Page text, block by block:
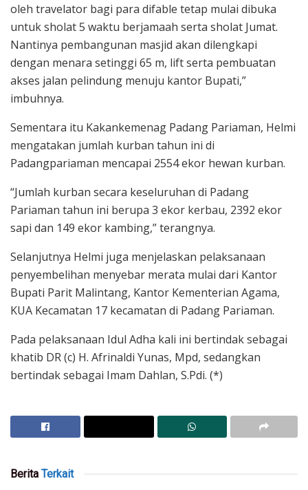
oleh travelator bagi para difable tetap mulai dibuka
untuk sholat 5 waktu berjamaah serta sholat Jumat.
Nantinya pembangunan masjid akan dilengkapi
dengan menara setinggi 65 m, lift serta pembuatan
akses jalan pelindung menuju kantor Bupati,”
imbuhnya.
Sementara itu Kakankemenag Padang Pariaman, Helmi
mengatakan jumlah kurban tahun ini di
Padangpariaman mencapai 2554 ekor hewan kurban.
“Jumlah kurban secara keseluruhan di Padang
Pariaman tahun ini berupa 3 ekor kerbau, 2392 ekor
sapi dan 149 ekor kambing,” terangnya.
Selanjutnya Helmi juga menjelaskan pelaksanaan
penyembelihan menyebar merata mulai dari Kantor
Bupati Parit Malintang, Kantor Kementerian Agama,
KUA Kecamatan 17 kecamatan di Padang Pariaman.
Pada pelaksanaan Idul Adha kali ini bertindak sebagai
khatib DR (c) H. Afrinaldi Yunas, Mpd, sedangkan
bertindak sebagai Imam Dahlan, S.Pdi. (*)
Berita Terkait